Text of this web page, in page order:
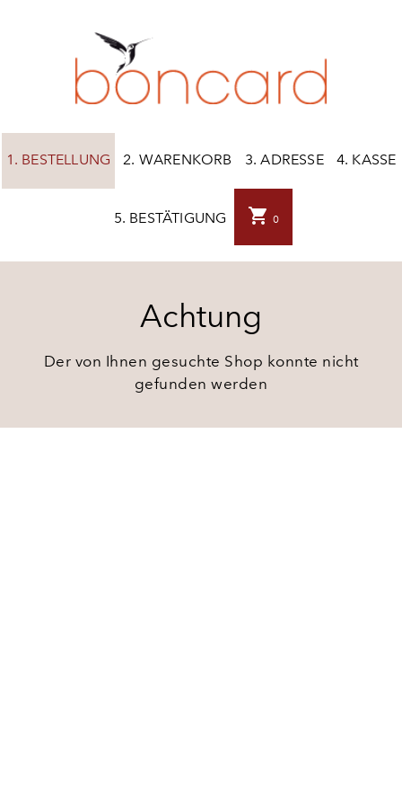
1. BESTELLUNG 2. WARENKORB 3. ADRESSE 4. KASSE
5. BESTÄTIGUNG shopping_cart 0
Achtung
Der von Ihnen gesuchte Shop konnte nicht
gefunden werden